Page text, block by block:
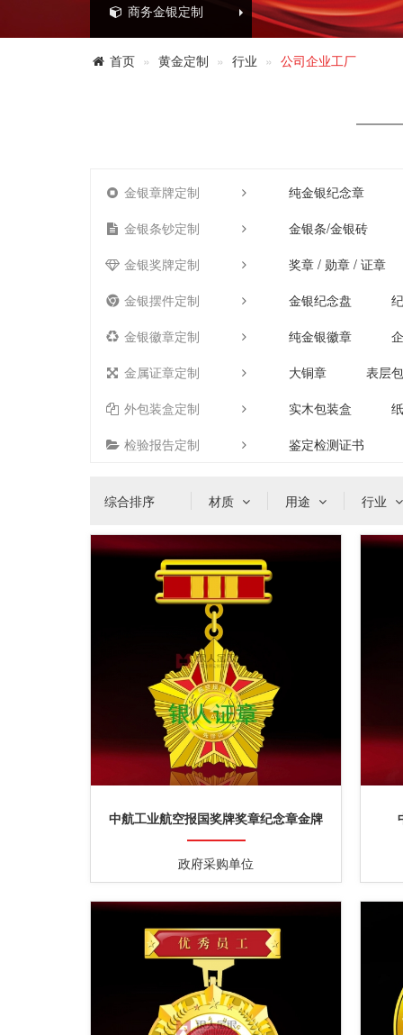
商务金银定制
首页 黄金定制 行业 公司企业工厂
金银章牌定制
纯金银纪念章
金银条钞定制
金银条/金银砖
金银奖牌定制
奖章 / 勋章 / 证章
金银摆件定制
金银纪念盘
金银徽章定制
纯金银徽章
金属证章定制
大铜章
表层
外包装盒定制
实木包装盒
检验报告定制
鉴定检测证书
综合排序 材质 用途 行业
中航工业航空报国奖牌奖章纪念章金牌
政府采购单位